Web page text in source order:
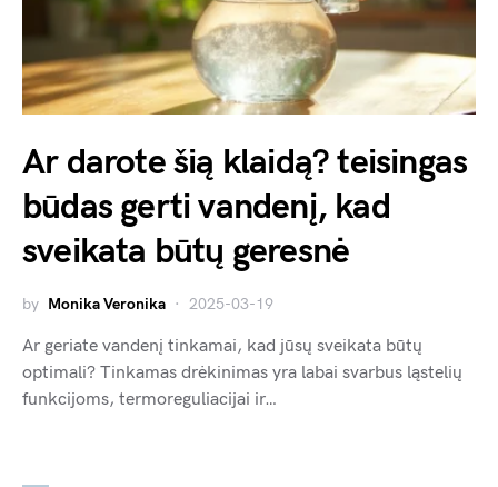
Ar darote šią klaidą? teisingas
būdas gerti vandenį, kad
sveikata būtų geresnė
by Monika Veronika 2025-03-19
Ar geriate vandenį tinkamai, kad jūsų sveikata būtų
optimali? Tinkamas drėkinimas yra labai svarbus ląstelių
funkcijoms, termoreguliacijai ir…